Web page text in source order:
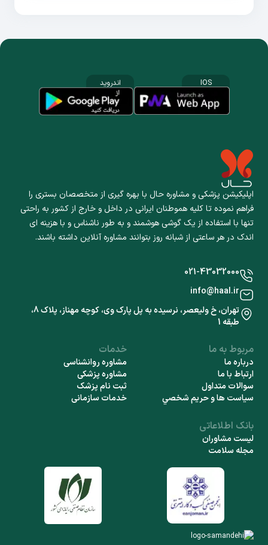
اپلیکیشن پزشکی و مشاوره حال با بهره گیری از متخصصان بستری را
فراهم نموده تا کلیه هموطنان ایرانی در داخل و خارج از کشور به راحتی
تنها با استفاده از یک گوشی هوشمند و به طور ناشناس و با هزینه ای
اندک در هر ساعتی از شبانه روز بتوانند مشاوره آنلاین داشته باشند.
IOS اندروید
مربوط به ما
درباره ما
ارتباط با ما
سوالات متداول
سياست ها و حريم شخصي
خدمات
مشاوره روانشناسی
مشاوره پزشکی
ثبت نام پزشک
خدمات سازمانی
بانک اطلاعاتی
لیست مشاوران
مجله سلامت
021-43032000
info@haal.ir
تهران، خ ولیعصر، نرسیده به پل پارک وی، کوچه مهناز، پلاک 8،
طبقه 1